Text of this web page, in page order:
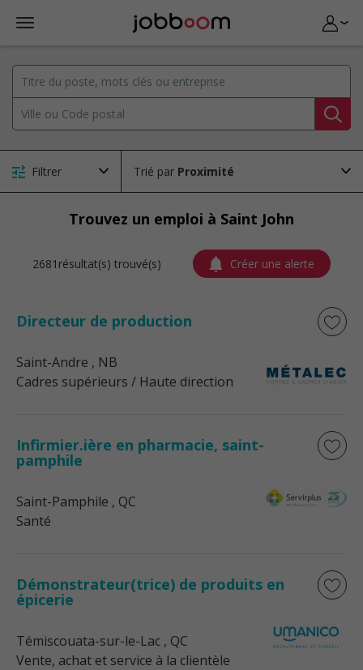
Filtrer Trié par
Trouvez un emploi à Saint John
2681résultat(s) trouvé(s) Créer une alerte
Directeur de production
Saint-Andre , NB
Cadres supérieurs / Haute direction
Infirmier.ière en pharmacie, saint-
pamphile
Saint-Pamphile , QC
Santé
Démonstrateur(trice) de produits en
épicerie
Témiscouata-sur-le-Lac , QC
Vente, achat et service à la clientèle